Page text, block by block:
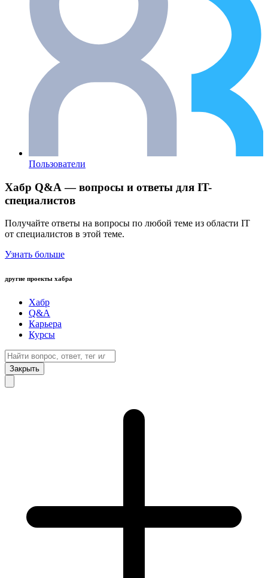
Пользователи
Хабр Q&A — вопросы и ответы для IT-
специалистов
Получайте ответы на вопросы по любой теме из области IT
от специалистов в этой теме.
Узнать больше
другие проекты хабра
Хабр
Q&A
Карьера
Курсы
Закрыть